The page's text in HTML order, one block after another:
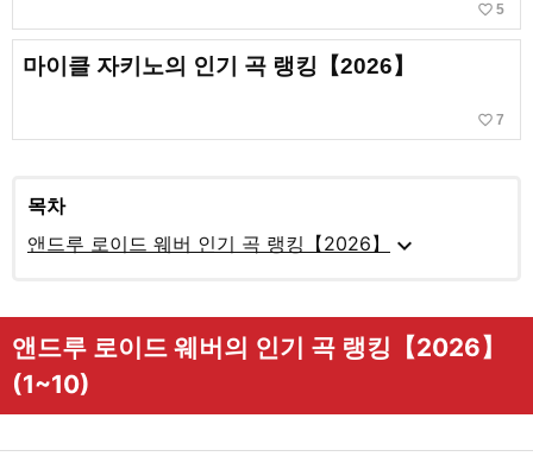
favorite_border 5
마이클 자키노의 인기 곡 랭킹【2026】
favorite_border 7
목차
앤드루 로이드 웨버 인기 곡 랭킹【2026】
expand_more
앤드루 로이드 웨버의 인기 곡 랭킹【2026】
(1~10)